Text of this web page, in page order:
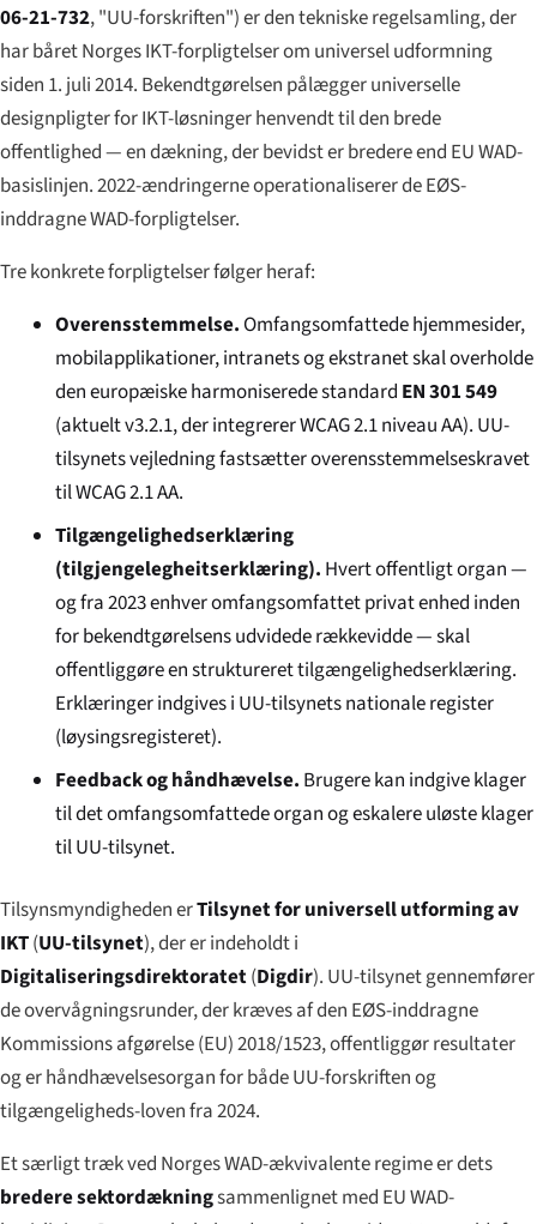
06-21-732, "UU-forskriften") er den tekniske regelsamling, der
har båret Norges IKT-forpligtelser om universel udformning
siden 1. juli 2014. Bekendtgørelsen pålægger universelle
designpligter for IKT-løsninger henvendt til den brede
offentlighed — en dækning, der bevidst er bredere end EU WAD-
basislinjen. 2022-ændringerne operationaliserer de EØS-
inddragne WAD-forpligtelser.
Tre konkrete forpligtelser følger heraf:
Overensstemmelse.Omfangsomfattede hjemmesider,
mobilapplikationer, intranets og ekstranet skal overholde
den europæiske harmoniserede standard EN 301 549
(aktuelt v3.2.1, der integrerer WCAG 2.1 niveau AA). UU-
tilsynets vejledning fastsætter overensstemmelseskravet
til WCAG 2.1 AA.
Tilgængelighedserklæring
(tilgjengelegheitserklæring). Hvert offentligt organ —
og fra 2023 enhver omfangsomfattet privat enhed inden
for bekendtgørelsens udvidede rækkevidde — skal
offentliggøre en struktureret tilgængelighedserklæring.
Erklæringer indgives i UU-tilsynets nationale register
(løysingsregisteret).
Feedback og håndhævelse. Brugere kan indgive klager
til det omfangsomfattede organ og eskalere uløste klager
til UU-tilsynet.
Tilsynsmyndigheden erTilsynet for universell utforming av
IKT(UU-tilsynet), der er indeholdt i
Digitaliseringsdirektoratet(Digdir). UU-tilsynet gennemfører
de overvågningsrunder, der kræves af den EØS-inddragne
Kommissions afgørelse (EU) 2018/1523, offentliggør resultater
og er håndhævelsesorgan for både UU-forskriften og
tilgængeligheds-loven fra 2024.
Et særligt træk ved Norges WAD-ækvivalente regime er dets
bredere sektordækningsammenlignet med EU WAD-